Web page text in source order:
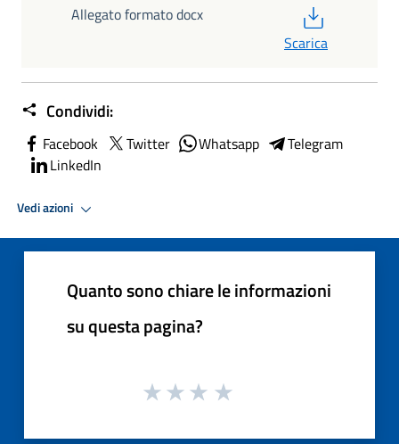
Allegato formato docx
Scarica
Condividi:
Facebook Twitter Whatsapp
Telegram
LinkedIn
Vedi azioni
Quanto sono chiare le informazioni
su questa pagina?